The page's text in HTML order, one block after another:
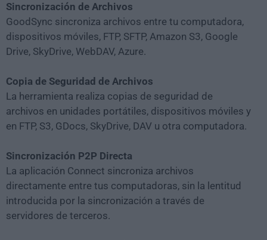
Sincronización de Archivos
GoodSync sincroniza archivos entre tu computadora,
dispositivos móviles, FTP, SFTP, Amazon S3, Google
Drive, SkyDrive, WebDAV, Azure.
Copia de Seguridad de Archivos
La herramienta realiza copias de seguridad de
archivos en unidades portátiles, dispositivos móviles y
en FTP, S3, GDocs, SkyDrive, DAV u otra computadora.
Sincronización P2P Directa
La aplicación Connect sincroniza archivos
directamente entre tus computadoras, sin la lentitud
introducida por la sincronización a través de
servidores de terceros.